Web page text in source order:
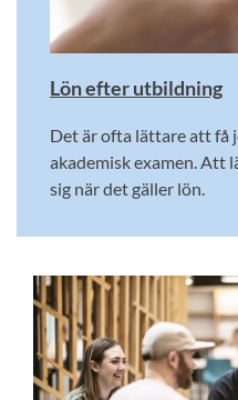
Lön efter utbildning
Det är ofta lättare att få
akademisk examen. Att
sig när det gäller lön.